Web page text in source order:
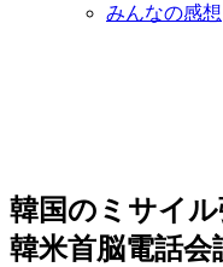
みんなの感想
韓国のミサイ
韓米首脳電話会